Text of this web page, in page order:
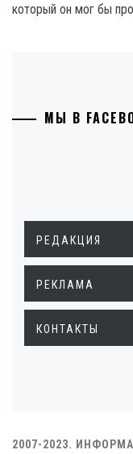
который он мог бы
МЫ В
РЕДАКЦИЯ
РЕКЛАМА
КОНТАКТЫ
2007-2023.